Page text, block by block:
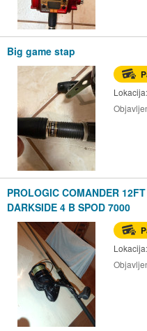
Big game stap
Lokacija:
PROLOGIC COMANDER
DARKSIDE 4 B SPOD 7000
Lokacija: